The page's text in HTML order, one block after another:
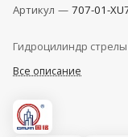
Артикул — 707-01-
Гидроцилиндр
Все описание